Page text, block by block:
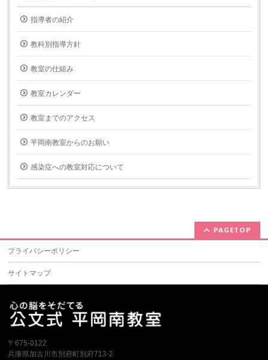
指導者の紹介
教科別指導方針
教室の仕組み
教室カレンダー
教室までのアクセス
平岡南教室からのお願い
感染症への教室対応について
PAGETOP
プライバシーポリシー
サイトマップ
〒675-0122
兵庫県加古川市別府町別府713-2